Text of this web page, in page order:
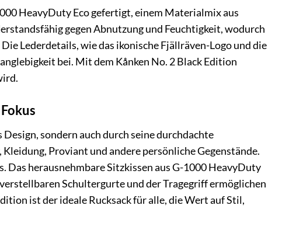
HeavyDuty Eco gefertigt, einem Materialmix aus
gegen Abnutzung und Feuchtigkeit, wodurch
Lederdetails, wie das ikonische Fjällräven-Logo und die
bei. Mit dem Kånken No. 2 Black Edition
sondern auch durch seine durchdachte
Proviant und andere persönliche Gegenstände.
Das herausnehmbare Sitzkissen aus G-1000 HeavyDuty
Schultergurte und der Tragegriff ermöglichen
ist der ideale Rucksack für alle, die Wert auf Stil,